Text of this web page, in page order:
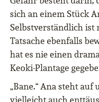
sich an einem Stück
Selbstverständlich ist
Tatsache ebenfalls
hat es nie einen
Keoki-Plantage
„Bane.“ Ana steht